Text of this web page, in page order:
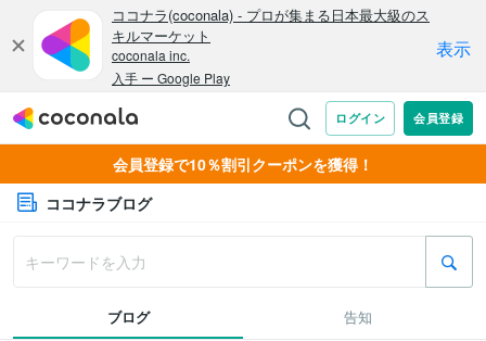
会員登録で10％割引クーポンを獲得！
ココナラブログ
ブログ 告知